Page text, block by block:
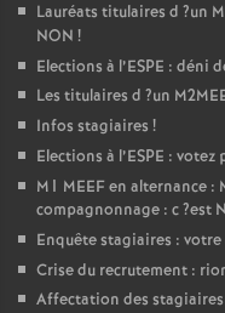
Lauréats titulaires d ?un
NON !
Elections à l’ESPE : déni
Les titulaires d ?un
Infos stagiaires !
Elections à l’ESPE : votez
M1 MEEFen alternance :
compagnonnage : c?est
Enquête stagiaires :
Crise du recrutement :
Affectation des